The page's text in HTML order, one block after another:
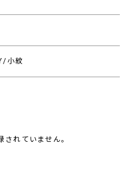
小紋
れていません。